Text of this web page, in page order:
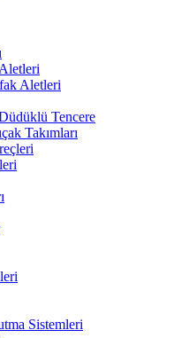
Aletleri
Tencere
Takımları
Sistemleri